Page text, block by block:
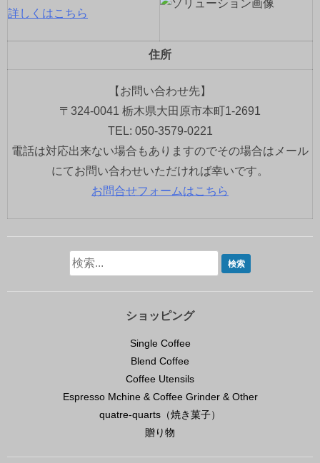
詳しくはこちら
住所
【お問い合わせ先】
〒324-0041 栃木県大田原市本町1-2691
TEL: 050-3579-0221
電話は対応出来ない場合もありますのでその場合はメール
にてお問い合わせいただければ幸いです。
お問合せフォームはこちら
ショッピング
Single Coffee
Blend Coffee
Coffee Utensils
Espresso Mchine & Coffee Grinder & Other
quatre-quarts（焼き菓子）
贈り物